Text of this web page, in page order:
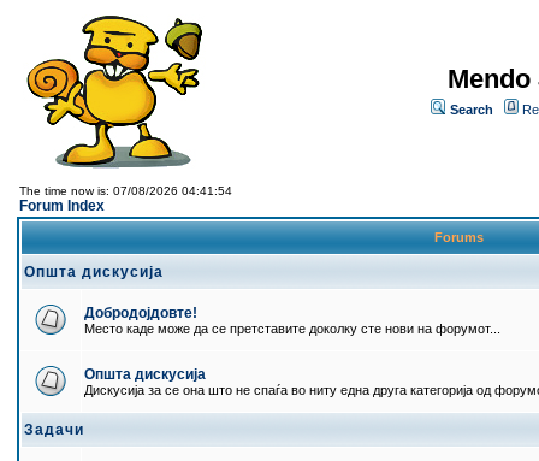
Search
The time now is: 07/08/2026 04:41:54
Forum Index
Forums
Општа дискусија
Добродојдовте!
Место каде може да се претставите доколку сте нови на форумот...
Општа дискусија
Дискусија за се она што не спаѓа во ниту една друга категорија од
Задачи